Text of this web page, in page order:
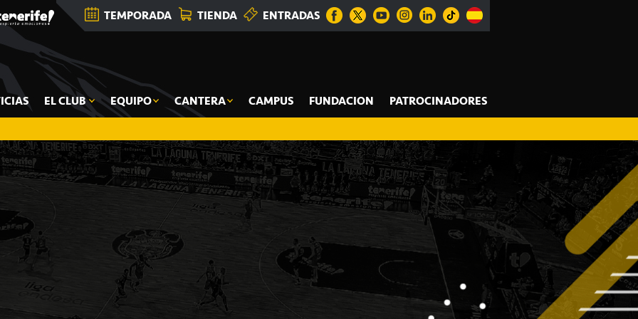
TEMPORADA TIENDA ENTRADAS
EL CLUB EQUIPO CANTERA CAMPUS FUNDACION PATROCINADORES